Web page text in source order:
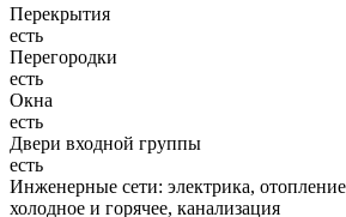
Перекрытия
есть
Перегородки
есть
Окна
есть
Двери входной группы
есть
Инженерные сети: электрика,
холодное и горячее, канализация